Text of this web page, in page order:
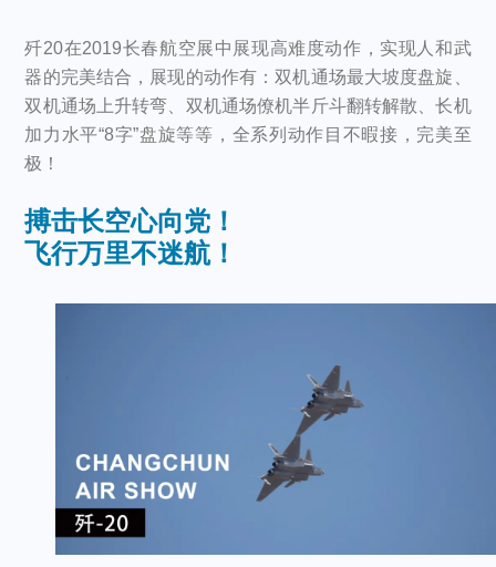
歼20在2019长春航空展中 展现高难度动作，实现人和武
器的完美结合，展现的动作有：双机通场最大坡度盘旋、
双机通场上升转弯、双机通场僚机半斤斗翻转解散、长机
加力水平“8字”盘旋等等，全系列动作目不暇接，完美至
极！
搏击长空心向党！
飞行万里不迷航！